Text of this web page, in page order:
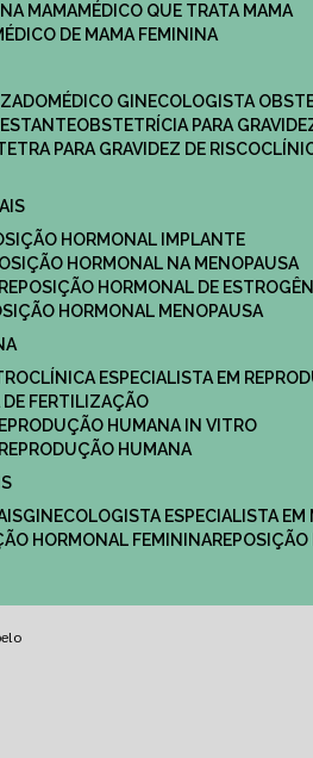
NA MAMA
MÉDICO QUE TRATA MAMA
MÉDICO DE MAMA FEMININA
MÉDICO GINECOLOGISTA
OBSTETRÍCIA PARA
PARA GRAVIDEZ DE RISCO
HORMONAL IMPLANTE
HORMONAL NA MENOPAUSA
REPOSIÇÃO HORMONAL DE
HORMONAL MENOPAUSA
CLÍNICA ESPECIALISTA EM
DE FERTILIZAÇÃO
REPRODUÇÃO HUMANA IN VITRO
REPRODUÇÃO HUMANA
GINECOLOGISTA ESPECIALISTA
HORMONAL FEMININA